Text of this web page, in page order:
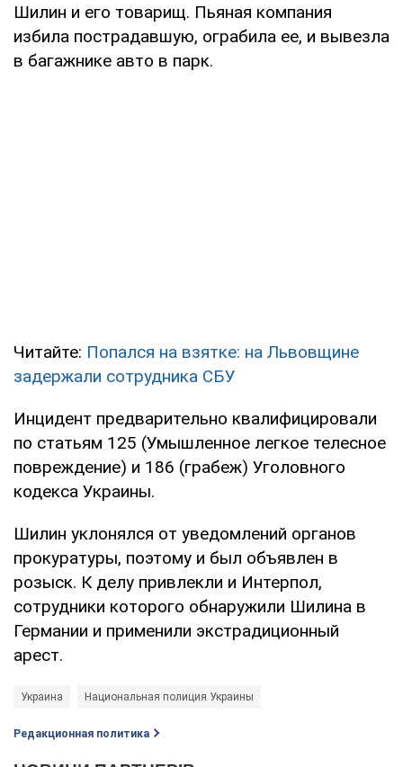
Шилин и его товарищ. Пьяная компания
избила пострадавшую, ограбила ее, и вывезла
в багажнике авто в парк.
Читайте: Попался на взятке: на Львовщине
задержали сотрудника СБУ
Инцидент предварительно квалифицировали
по статьям 125 (Умышленное легкое телесное
повреждение) и 186 (грабеж) Уголовного
кодекса Украины.
Шилин уклонялся от уведомлений органов
прокуратуры, поэтому и был объявлен в
розыск. К делу привлекли и Интерпол,
сотрудники которого обнаружили Шилина в
Германии и применили экстрадиционный
арест.
Украина Национальная полиция Украины
Редакционная политика